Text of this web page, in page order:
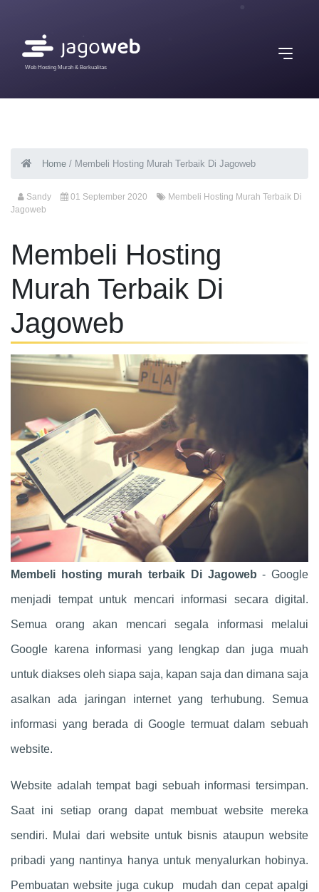
Web Hosting Murah & Berkualitas
Home / Membeli Hosting Murah Terbaik Di Jagoweb
Sandy 01 September 2020
Membeli Hosting Murah Terbaik Di
Jagoweb
Membeli Hosting
Murah Terbaik Di
Jagoweb
Membeli hosting murah terbaik Di Jagoweb- Google
menjadi tempat untuk mencari informasi secara digital.
Semua orang akan mencari segala informasi melalui
Google karena informasi yang lengkap dan juga muah
untuk diakses oleh siapa saja, kapan saja dan dimana saja
asalkan ada jaringan internet yang terhubung. Semua
informasi yang berada di Google termuat dalam sebuah
website.
Website adalah tempat bagi sebuah informasi tersimpan.
Saat ini setiap orang dapat membuat website mereka
sendiri. Mulai dari website untuk bisnis ataupun website
pribadi yang nantinya hanya untuk menyalurkan hobinya.
Pembuatan website juga cukup mudah dan cepat apalgi